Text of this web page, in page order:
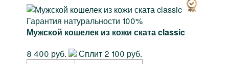
Гарантия натуральности 100%
Мужской кошелек из кожи ската classic
8 400 руб.
Сплит 2 100 руб.